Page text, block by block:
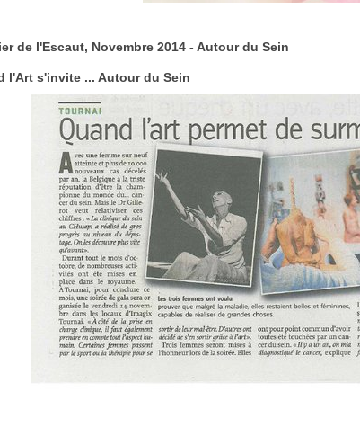
de l'Escaut, Novembre 2014 - Autour du Sein
l'Art s'invite ... Autour du Sein